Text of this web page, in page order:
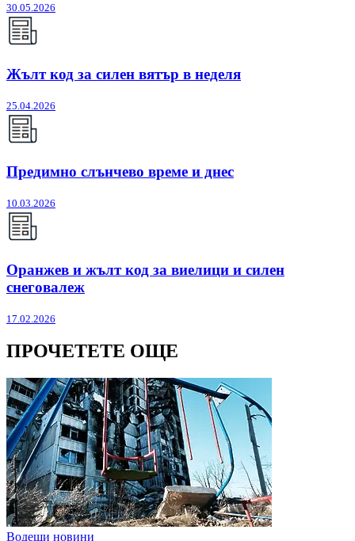
30.05.2026
Жълт код за силен вятър в неделя
25.04.2026
Предимно слънчево време и днес
10.03.2026
Оранжев и жълт код за виелици и силен
снеговалеж
17.02.2026
ПРОЧЕТЕТЕ ОЩЕ
Водещи новини